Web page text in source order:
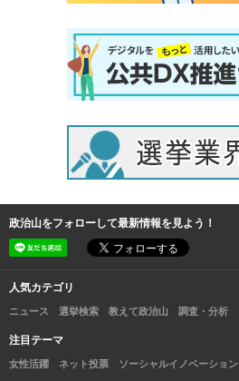
政治山をフォローして最新情報を見よう！
人気カテゴリ
ニュース 選挙検索 教えて政治山 調査・分析
注目テーマ
女性活躍 ネット投票 ソーシャルイノベーション